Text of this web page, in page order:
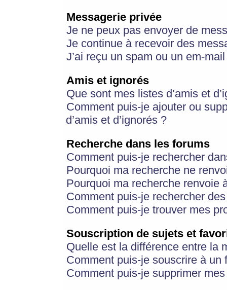
Messagerie privée
Je ne peux pas envoyer de
Je continue à recevoir des
J’ai reçu un spam ou un em-
Amis et ignorés
Que sont mes listes d’amis et
Comment puis-je ajouter ou
d’amis et d’ignorés ?
Recherche dans les forums
Comment puis-je rechercher
Pourquoi ma recherche ne
Pourquoi ma recherche renvoie
Comment puis-je rechercher
Comment puis-je trouver mes
Souscription de sujets et
Quelle est la différence entre la
Comment puis-je souscrire à
Comment puis-je supprimer